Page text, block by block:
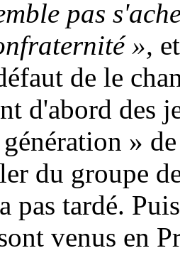
pas
»,
de le
d'abord des
»
du groupe
pas tardé.
venus en